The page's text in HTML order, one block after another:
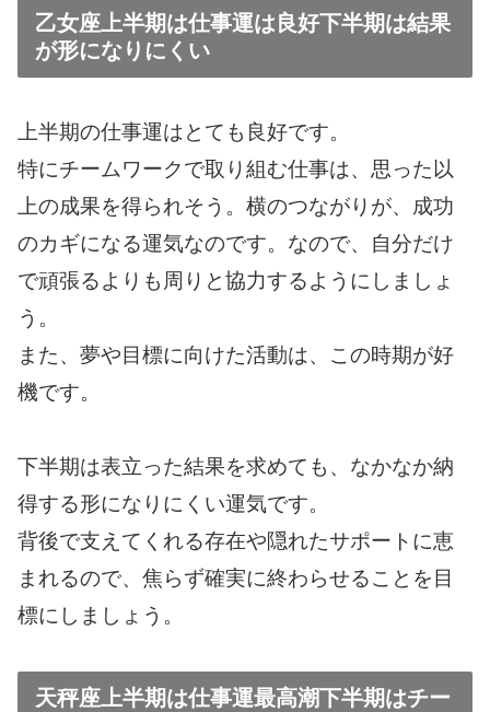
乙女座上半期は仕事運は良好下半期は結果
が形になりにくい
上半期の仕事運はとても良好です。
特にチームワークで取り組む仕事は、思った以
上の成果を得られそう。横のつながりが、成功
のカギになる運気なのです。なので、自分だけ
で頑張るよりも周りと協力するようにしましょ
う。
また、夢や目標に向けた活動は、この時期が好
機です。
下半期は表立った結果を求めても、なかなか納
得する形になりにくい運気です。
背後で支えてくれる存在や隠れたサポートに恵
まれるので、焦らず確実に終わらせることを目
標にしましょう。
天秤座上半期は仕事運最高潮下半期はチー